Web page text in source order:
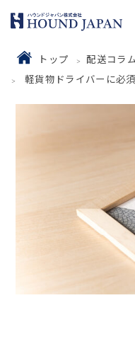
トップ
配送コラム
軽貨物ドライバーに必